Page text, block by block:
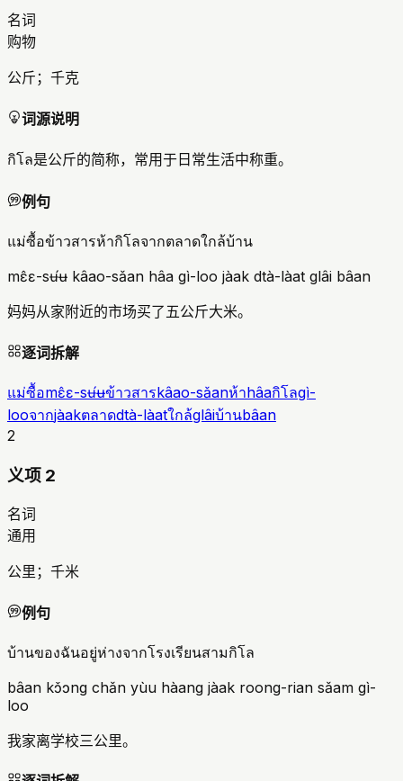
名词
购物
公斤；千克
词源说明
กิโล是公斤的简称，常用于日常生活中称重。
例句
แม่ซื้อข้าวสารห้ากิโลจากตลาดใกล้บ้าน
mɛ̂ɛ-sʉ́ʉ kâao-sǎan hâa gì-loo jàak dtà-làat glâi bâan
妈妈从家附近的市场买了五公斤大米。
逐词拆解
แม่ซื้อmɛ̂ɛ-sʉ́ʉข้าวสารkâao-sǎanห้าhâaกิโลgì-
looจากjàakตลาดdtà-làatใกล้glâiบ้านbâan
2
义项 2
名词
通用
公里；千米
例句
บ้านของฉันอยู่ห่างจากโรงเรียนสามกิโล
bâan kɔ̌ɔng chǎn yùu hàang jàak roong-rian sǎam gì-
loo
我家离学校三公里。